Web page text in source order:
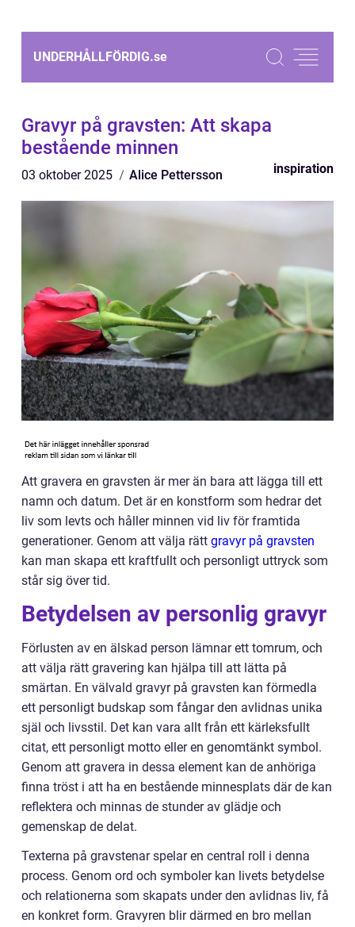
UNDERHÅLLFÖRDIG.se
Gravyr på gravsten: Att skapa
bestående minnen
03 oktober 2025 Alice Pettersson inspiration
Att gravera en gravsten är mer än bara att lägga till ett
namn och datum. Det är en konstform som hedrar det
liv som levts och håller minnen vid liv för framtida
generationer. Genom att välja rätt gravyr på gravsten
kan man skapa ett kraftfullt och personligt uttryck som
står sig över tid.
Betydelsen av personlig gravyr
Förlusten av en älskad person lämnar ett tomrum, och
att välja rätt gravering kan hjälpa till att lätta på
smärtan. En välvald gravyr på gravsten kan förmedla
ett personligt budskap som fångar den avlidnas unika
själ och livsstil. Det kan vara allt från ett kärleksfullt
citat, ett personligt motto eller en genomtänkt symbol.
Genom att gravera in dessa element kan de anhöriga
finna tröst i att ha en bestående minnesplats där de kan
reflektera och minnas de stunder av glädje och
gemenskap de delat.
Texterna på gravstenar spelar en central roll i denna
process. Genom ord och symboler kan livets betydelse
och relationerna som skapats under den avlidnas liv, få
en konkret form. Gravyren blir därmed en bro mellan